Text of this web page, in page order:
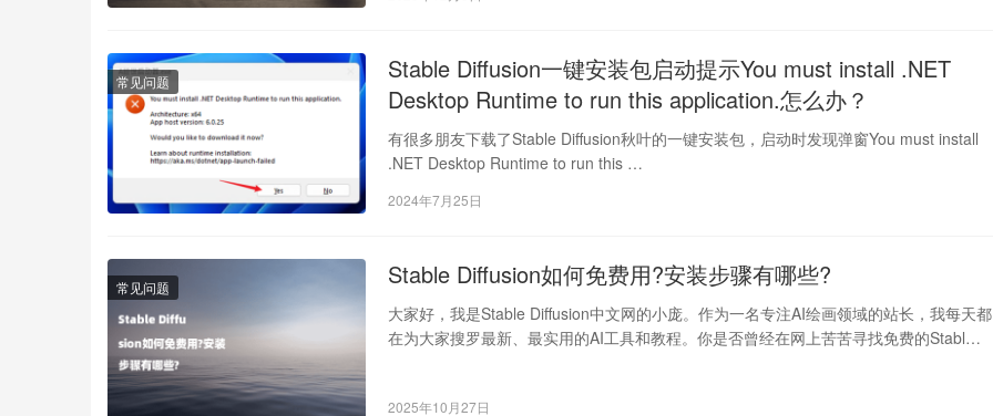
常见问题
Stable Diffusion一键安装包启动提示You must install .NET
Desktop Runtime to run this application.怎么办？
有很多朋友下载了Stable Diffusion秋叶的一键安装包，启动时发现弹窗You must install
.NET Desktop Runtime to run this …
2024年7月25日
常见问题 Stable Diffusion如何免费用?安装步骤有哪些?
大家好，我是Stable Diffusion中文网的小庞。作为一名专注AI绘画领域的站长，我每天都
在为大家搜罗最新、最实用的AI工具和教程。你是否曾经在网上苦苦寻找免费的Stabl…
2025年10月27日